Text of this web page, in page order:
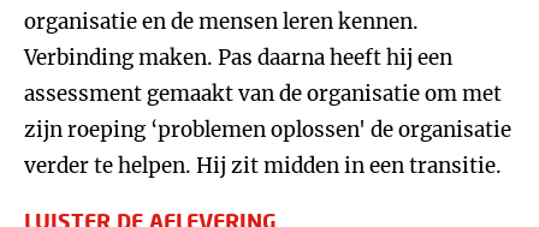
organisatie en de mensen leren kennen.
Verbinding maken. Pas daarna heeft hij een
assessment gemaakt van de organisatie om met
zijn roeping ‘problemen oplossen' de organisatie
verder te helpen. Hij zit midden in een transitie.
LUISTER DE AFLEVERING